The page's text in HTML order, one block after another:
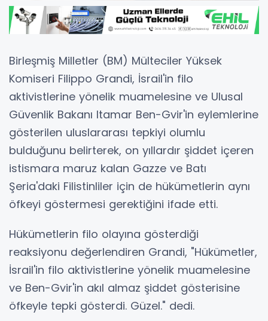
Birleşmiş Milletler (BM) Mülteciler Yüksek
Komiseri Filippo Grandi, İsrail'in filo
aktivistlerine yönelik muamelesine ve Ulusal
Güvenlik Bakanı Itamar Ben-Gvir'in eylemlerine
gösterilen uluslararası tepkiyi olumlu
bulduğunu belirterek, on yıllardır şiddet içeren
istismara maruz kalan Gazze ve Batı
Şeria'daki Filistinliler için de hükümetlerin aynı
öfkeyi göstermesi gerektiğini ifade etti.
Hükümetlerin filo olayına gösterdiği
reaksiyonu değerlendiren Grandi, "Hükümetler,
İsrail'in filo aktivistlerine yönelik muamelesine
ve Ben-Gvir'in akıl almaz şiddet gösterisine
öfkeyle tepki gösterdi. Güzel." dedi.